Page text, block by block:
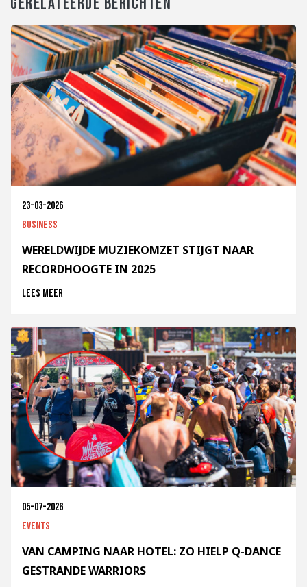
23-03-2026
Business
WERELDWIJDE MUZIEKOMZET STIJGT NAAR
RECORDHOOGTE IN 2025
Lees meer
05-07-2026
Events
VAN CAMPING NAAR HOTEL: ZO HIELP Q-DANCE
GESTRANDE WARRIORS